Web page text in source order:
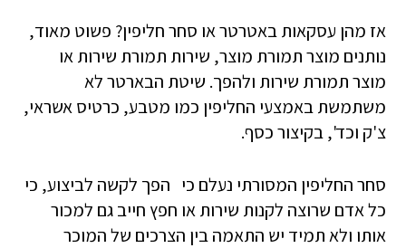
אז מהן עסקאות באטרטר או סחר חליפין? פשוט מאוד,
נותנים מוצר תמורת מוצר, שירות תמורת שירות או
מוצר תמורת שירות ולהפך. שיטת הבארטר לא
משתמשת באמצעי החליפין כמו מטבע, כרטיס אשראי,
צ'ק וכד', בקיצור כסף.
סחר החליפין המסורתי נעלם כי הפך לקשה לביצוע, כי
כל אדם שרוצה לקנות שירות או חפץ חייב גם למכור
אותו ולא תמיד יש התאמה בין הצרכים של המוכר